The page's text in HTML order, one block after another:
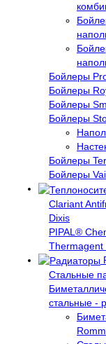
Бойлеры
Бойлеры
Бойлеры
Бойлеры
Бойлеры
Бойлеры
Clariant
Dixis
PIPAL®
Thermagent
Стальные
стальные -